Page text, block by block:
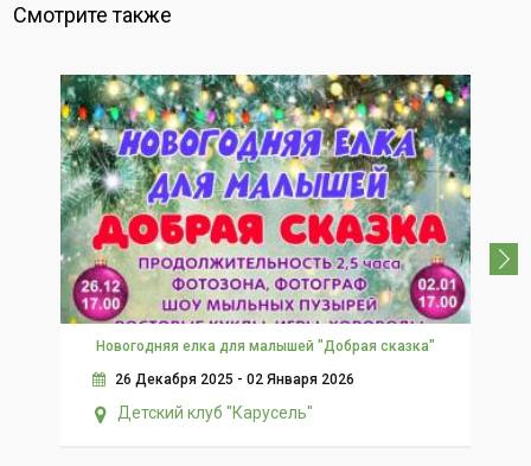
Смотрите также
Новогодняя елка для малышей "Добрая сказка"
26 Декабря 2025 - 02 Января 2026
Детский клуб "Карусель"